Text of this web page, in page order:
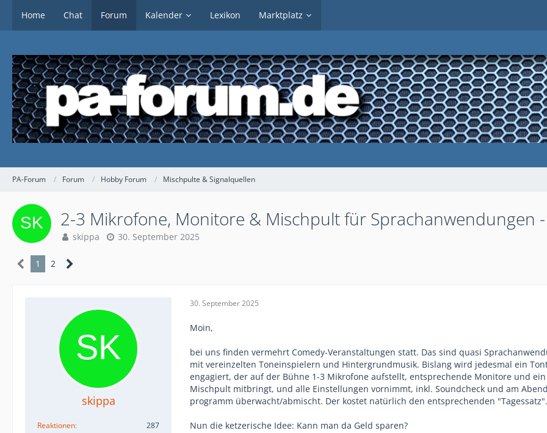
Home Chat Forum Kalender Lexikon Marktplatz
PA-Forum Forum Hobby Forum Mischpulte & Signalquellen
2-3 Mikrofone, Monitore & Mischpult für Sprachanwendungen
skippa 30. September 2025
1 2
skippa
Reaktionen
287
30. September 2025
Moin,
bei uns finden vermehrt Comedy-Veranstaltungen statt. Das sind quasi
mit vereinzelten Toneinspielern und Hintergrundmusik. Bislang wird jedesmal ein
engagiert, der auf der Bühne 1-3 Mikrofone aufstellt, entsprechende Monitore und ein
Mischpult mitbringt, und alle Einstellungen vornimmt, inkl. Soundcheck und am
programm überwacht/abmischt. Der kostet natürlich den entsprechenden "Tagessatz".
Nun die ketzerische Idee: Kann man da Geld sparen?